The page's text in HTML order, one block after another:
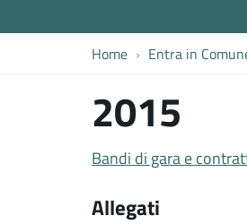
Home Entra in
2015
Bandi di gara e
Allegati